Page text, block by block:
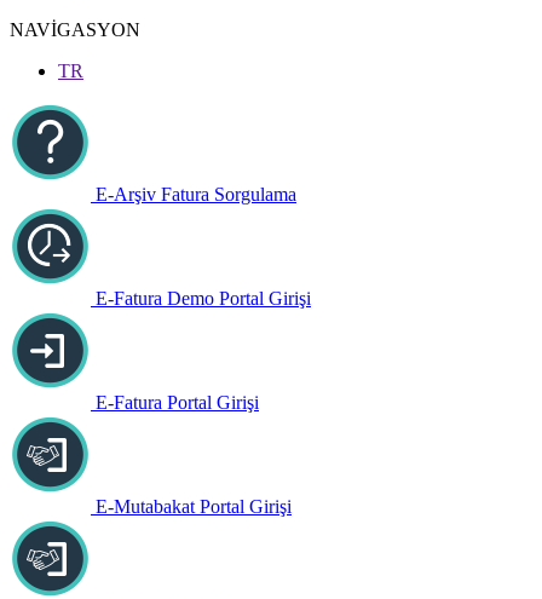
NAVİGASYON
TR
E-Arşiv Fatura Sorgulama
E-Fatura Demo Portal Girişi
E-Fatura Portal Girişi
E-Mutabakat Portal Girişi